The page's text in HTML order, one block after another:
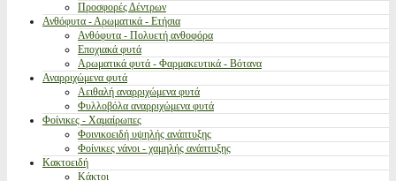
Προσφορές Δέντρων
Ανθόφυτα - Αρωματικά - Ετήσια
Ανθόφυτα - Πολυετή ανθοφόρα
Εποχιακά φυτά
Αρωματικά φυτά - Φαρμακευτικά - Βότανα
Αναρριχώμενα φυτά
Αειθαλή αναρριχώμενα φυτά
Φυλλοβόλα αναρριχώμενα φυτά
Φοίνικες - Χαμαίρωπες
Φοινικοειδή υψηλής ανάπτυξης
Φοίνικες νάνοι - χαμηλής ανάπτυξης
Κακτοειδή
Κάκτοι